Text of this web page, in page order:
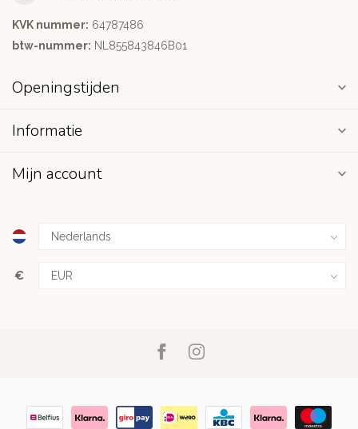
KVK nummer: 64787486
btw-nummer: NL855843846B01
Openingstijden
Informatie
Mijn account
€